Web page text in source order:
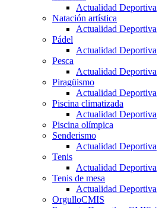
Actualidad Deportiva
Natación artística
Actualidad Deportiva
Pádel
Actualidad Deportiva
Pesca
Actualidad Deportiva
Piragüismo
Actualidad Deportiva
Piscina climatizada
Actualidad Deportiva
Piscina olímpica
Senderismo
Actualidad Deportiva
Tenis
Actualidad Deportiva
Tenis de mesa
Actualidad Deportiva
OrgulloCMIS